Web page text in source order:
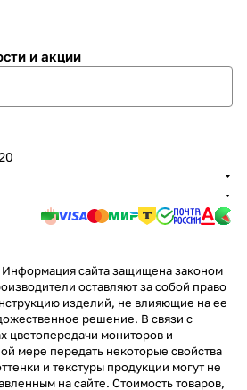
и акции
сайта защищена законом
оставляют за собой право
изделий, не влияющие на ее
решение. В связи с
цветопередачи мониторов и
мере передать некоторые свойства
и текстуры продукции могут не
на сайте. Стоимость товаров,